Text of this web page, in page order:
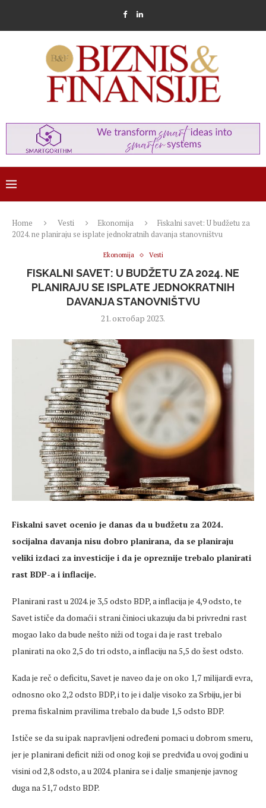
Home Vesti Ekonomija
Fiskalni savet: U budžetu za
2024. ne planiraju se isplate jednokratnih davanja stanovništvu
Ekonomija Vesti
FISKALNI SAVET: U BUDŽETU ZA 2024. NE
PLANIRAJU SE ISPLATE JEDNOKRATNIH
DAVANJA STANOVNIŠTVU
21. октобар 2023.
Fiskalni savet ocenio je danas da u budžetu za 2024.
socijalna davanja nisu dobro planirana, da se planiraju
veliki izdaci za investicije i da je opreznije trebalo planirati
rast BDP-a i inflacije.
Planirani rast u 2024. je 3,5 odsto BDP, a inflacija je 4,9 odsto, te
Savet ističe da domaći i strani činioci ukazuju da bi privredni rast
mogao lako da bude nešto niži od toga i da je rast trebalo
planirati na oko 2,5 do tri odsto, a inflaciju na 5,5 do šest odsto.
Kada je reč o deficitu, Savet je naveo da je on oko 1,7 milijardi evra,
odnosno oko 2,2 odsto BDP, i to je i dalje visoko za Srbiju, jer bi
prema fiskalnim pravilima trebalo da bude 1,5 odsto BDP.
Ističe se da su ipak napravljeni određeni pomaci u dobrom smeru,
jer je planirani deficit niži od onog koji se predviđa u ovoj godini u
visini od 2,8 odsto, a u 2024. planira se i dalje smanjenje javnog
duga na 51,7 odsto BDP.